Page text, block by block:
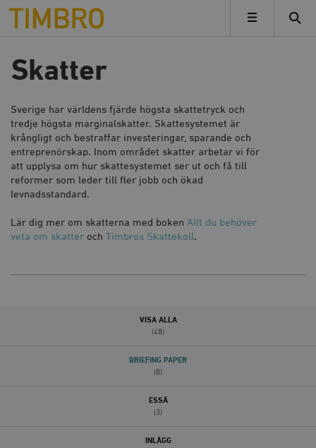
Timbro
MENY
Skatter
Sverige har världens fjärde högsta skattetryck och
tredje högsta marginalskatter. Skattesystemet är
krångligt och bestraffar investeringar, sparande och
entreprenörskap. Inom området skatter arbetar vi för
att upplysa om hur skattesystemet ser ut och få till
reformer som leder till fler jobb och ökad
levnadsstandard.
Lär dig mer om skatterna med boken Allt du behöver
veta om skatter och Timbros Skattekoll.
VISA ALLA
(48)
BRIEFING PAPER
(8)
ESSÄ
(3)
INLÄGG